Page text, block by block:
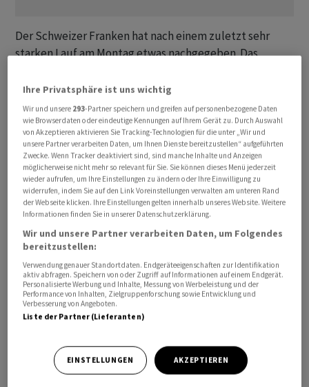
Der Schweizer Franken hat nach einem zuletzt sehr
starken Lauf am Montag etwas nachgegeben. Das
Kursen von 0,9665 wieder deutlicher über der Marke von
0,96 Franken. Der Dollar hat derweil mit 0,8605 die
Schwelle von 86 Rappen wieder überschritten.
In der vergangenen Woche hatte die US-Währung stark
nachgegeben, zum Schweizer Franken etwa um rund
drei Rappen. Ausschlaggebend waren rückläufige
Zinserwartungen an die US-Notenbank Fed wegen
Derzeit ist an den Märkten nur noch eine Zinsanhebung
des Fed in diesem Jahr vollständig eingepreist. Der
Dollar steht daher unter Druck.
Frische Konjunkturdaten aus den USA bewegten die
Industriestimmung im Bundesstaat New York hat sich
im Juli zwar verschlechtert, aber nicht so deutlich wie
von Experten befürchtet. Weitere Impulse könnten am
Ihre Privatsphäre ist uns wichtig
Wir und unsere 293-Partner speichern und greifen auf personenbezogene Daten
wie Browserdaten oder eindeutige Kennungen auf Ihrem Gerät zu. Durch Auswahl
von Akzeptieren aktivieren Sie Tracking-Technologien für die unter „Wir und
unsere Partner verarbeiten Daten, um Ihnen Dienste bereitzustellen“ aufgeführten
Zwecke. Wenn Tracker deaktiviert sind, sind manche Inhalte und Anzeigen
möglicherweise nicht mehr so relevant für Sie. Sie können dieses Menü jederzeit
wieder aufrufen, um Ihre Einstellungen zu ändern oder Ihre Einwilligung zu
widerrufen, indem Sie auf den Link Voreinstellungen verwalten am unteren Rand
der Webseite klicken. Ihre Einstellungen gelten innerhalb unseres Website. Weitere
Informationen finden Sie in unserer Datenschutzerklärung.
Wir und unsere Partner verarbeiten Daten, um Folgendes
bereitzustellen:
Verwendung genauer Standortdaten. Endgeräteeigenschaften zur Identifikation
aktiv abfragen. Speichern von oder Zugriff auf Informationen auf einem Endgerät.
Personalisierte Werbung und Inhalte, Messung von Werbeleistung und der
Performance von Inhalten, Zielgruppenforschung sowie Entwicklung und
Verbesserung von Angeboten.
Liste der Partner (Lieferanten)
EINSTELLUNGEN AKZEPTIEREN